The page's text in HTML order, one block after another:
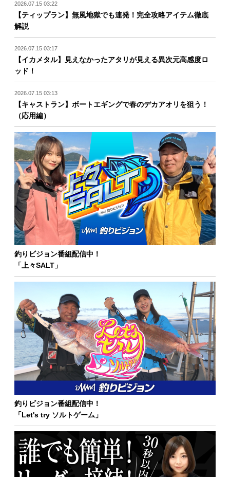
2026.07.15 03:22
【ティップラン】無風地獄でも連発！完全攻略アイテム徹底
解説
2026.07.15 03:17
【イカメタル】見えなかったアタリが見える異次元高感度ロ
ッド！
2026.07.15 03:13
【キャストラン】ボートエギングで春のデカアオリを狙う！
（応用編）
釣りビジョン番組配信中！
「上々SALT」
釣りビジョン番組配信中！
「Let's try ソルトゲーム」